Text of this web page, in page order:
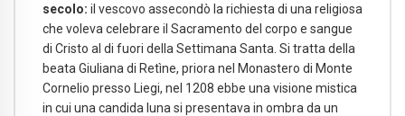
secolo: il vescovo assecondò la richiesta di una religiosa
che voleva celebrare il Sacramento del corpo e sangue
di Cristo al di fuori della Settimana Santa. Si tratta della
beata Giuliana di Retìne, priora nel Monastero di Monte
Cornelio presso Liegi, nel 1208 ebbe una visione mistica
in cui una candida luna si presentava in ombra da un